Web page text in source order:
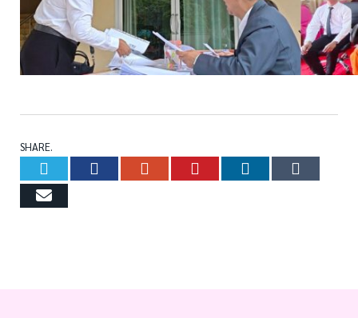
SHARE.
TwitterFacebookGoogle+Pinterest
LinkedIn
Email